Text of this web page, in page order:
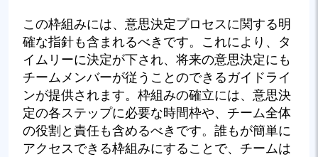
この枠組みには、意思決定プロセスに関する明
確な指針も含まれるべきです。これにより、タ
イムリーに決定が下され、将来の意思決定にも
チームメンバーが従うことのできるガイドライ
ンが提供されます。枠組みの確立には、意思決
定の各ステップに必要な時間枠や、チーム全体
の役割と責任も含めるべきです。誰もが簡単に
アクセスできる枠組みにすることで、チームは